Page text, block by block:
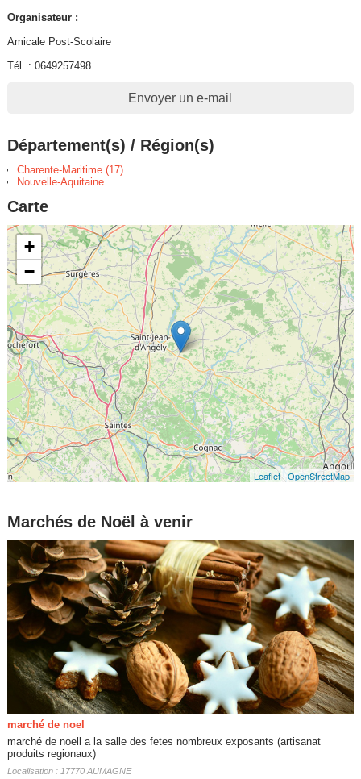
Organisateur :
Amicale Post-Scolaire
Tél. : 0649257498
Envoyer un e-mail
Département(s) / Région(s)
Charente-Maritime (17)
Nouvelle-Aquitaine
Carte
+
−
Leaflet|OpenStreetMap
Marchés de Noël à venir
marché de noel
marché de noell a la salle des fetes nombreux exposants (artisanat
produits regionaux)
Localisation : 17770 AUMAGNE